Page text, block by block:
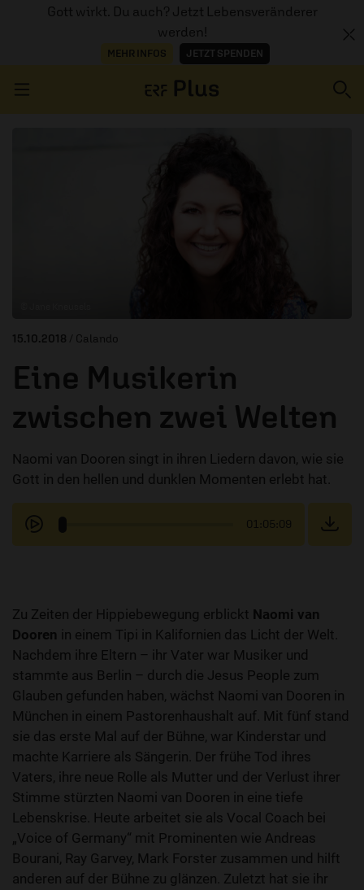
Gott wirkt. Du auch? Jetzt Lebensveränderer
werden!
MEHR INFOS JETZT SPENDEN
15.10.2018 / Calando
Eine Musikerin
zwischen zwei Welten
Naomi van Dooren singt in ihren Liedern davon, wie sie
Gott in den hellen und dunklen Momenten erlebt hat.
01:05:09
Zu Zeiten der Hippiebewegung erblickt Naomi van
Dooren in einem Tipi in Kalifornien das Licht der Welt.
Nachdem ihre Eltern – ihr Vater war Musiker und
stammte aus Berlin – durch die Jesus People zum
Glauben gefunden haben, wächst Naomi van Dooren in
München in einem Pastorenhaushalt auf. Mit fünf stand
sie das erste Mal auf der Bühne, war Kinderstar und
machte Karriere als Sängerin. Der frühe Tod ihres
Vaters, ihre neue Rolle als Mutter und der Verlust ihrer
Stimme stürzten Naomi van Dooren in eine tiefe
Lebenskrise. Heute arbeitet sie als Vocal Coach bei
„Voice of Germany“ mit Prominenten wie Andreas
Bourani, Ray Garvey, Mark Forster zusammen und hilft
anderen auf der Bühne zu glänzen. Zuletzt hat sie ihr